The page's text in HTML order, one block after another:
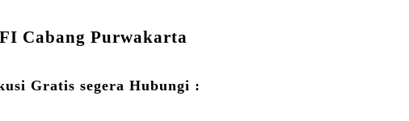
Cabang Purwakarta
Gratis segera Hubungi :